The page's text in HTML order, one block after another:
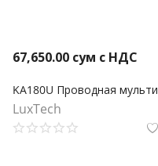
67,650.00 сум с НДС
LuxTech